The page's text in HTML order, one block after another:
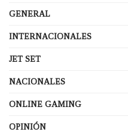
GENERAL
INTERNACIONALES
JET SET
NACIONALES
ONLINE GAMING
OPINIÓN